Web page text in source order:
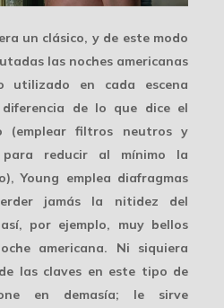
un clásico, y de este modo
las noches americanas
utilizado en cada escena
de lo que dice el
(emplear filtros neutros y
para reducir al mínimo la
Young emplea diafragmas
jamás la nitidez del
por ejemplo, muy bellos
americana. Ni siquiera
las claves en este tipo de
en demasía; le sirve